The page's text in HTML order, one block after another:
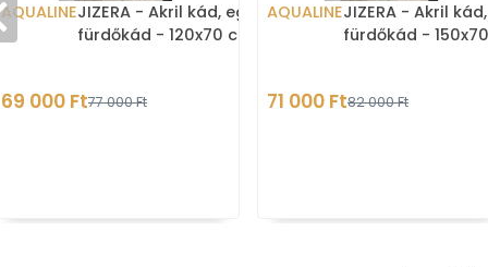
AQUALINEJIZERA - Akril kád, egyenes
fürdőkád - 120x70 cm
69 000 Ft77 000 Ft
AQUALINEJIZERA - Akril
fürdőkád - 150x70
71 000 Ft82 000 Ft